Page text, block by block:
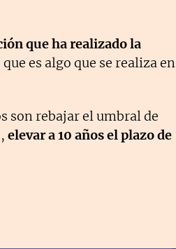
que ha realizado la
es algo que se realiza en
son rebajar el umbral de
elevar a 10 años el plazo de